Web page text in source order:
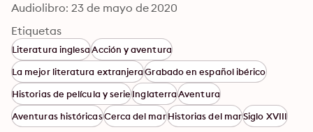
Audiolibro: 23 de mayo de 2020
Etiquetas
Literatura inglesaAcción y aventura
La mejor literatura extranjeraGrabado en español ibérico
Historias de película y serieInglaterraAventura
Aventuras históricasCerca del marHistorias del marSiglo XVIII